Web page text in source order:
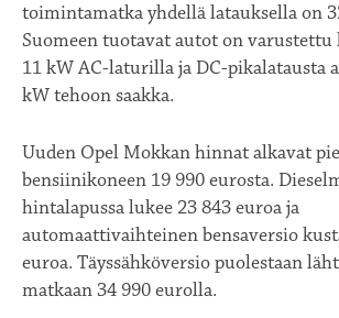
toimintamatka yhdellä latauksella on
Suomeen tuotavat autot on
11 kW AC-laturilla ja DC-pikalatausta
kW tehoon saakka.
Uuden Opel Mokkan hinnat alkavat
bensiinikoneen 19 990 eurosta.
hintalapussa lukee 23 843 euroa ja
automaattivaihteinen bensaversio
euroa. Täyssähköversio puolestaan
matkaan 34 990 eurolla.